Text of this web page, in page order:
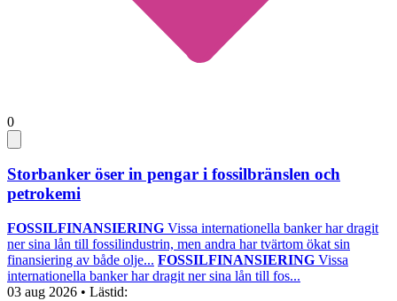
0
Storbanker öser in pengar i fossilbränslen och
petrokemi
FOSSILFINANSIERING Vissa internationella banker har dragit
ner sina lån till fossilindustrin, men andra har tvärtom ökat sin
finansiering av både olje... FOSSILFINANSIERING Vissa
internationella banker har dragit ner sina lån till fos...
03 aug 2026 • Lästid: